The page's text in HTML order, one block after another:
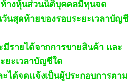
างหุ้นส่วนนิติบุคคลมีทุนจด
นสุดท้ายของรอบระยะเวลาบัญชี
มีรายได้จากการขายสินค้า และ
ยะเวลาบัญชีใด
ะได้จดแจ้งเป็นผู้ประกอบการตาม